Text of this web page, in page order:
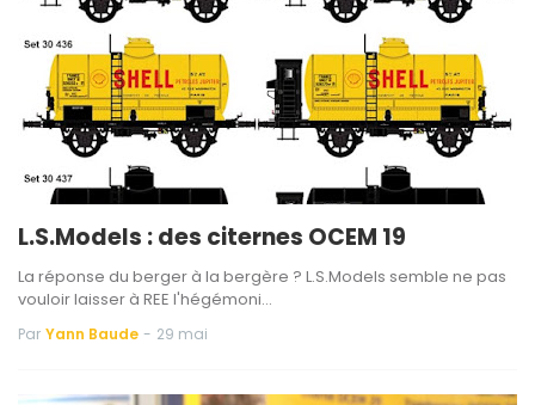
L.S.Models : des citernes OCEM 19
La réponse du berger à la bergère ? L.S.Models semble ne pas
vouloir laisser à REE l'hégémoni…
Par Yann Baude - 29 mai